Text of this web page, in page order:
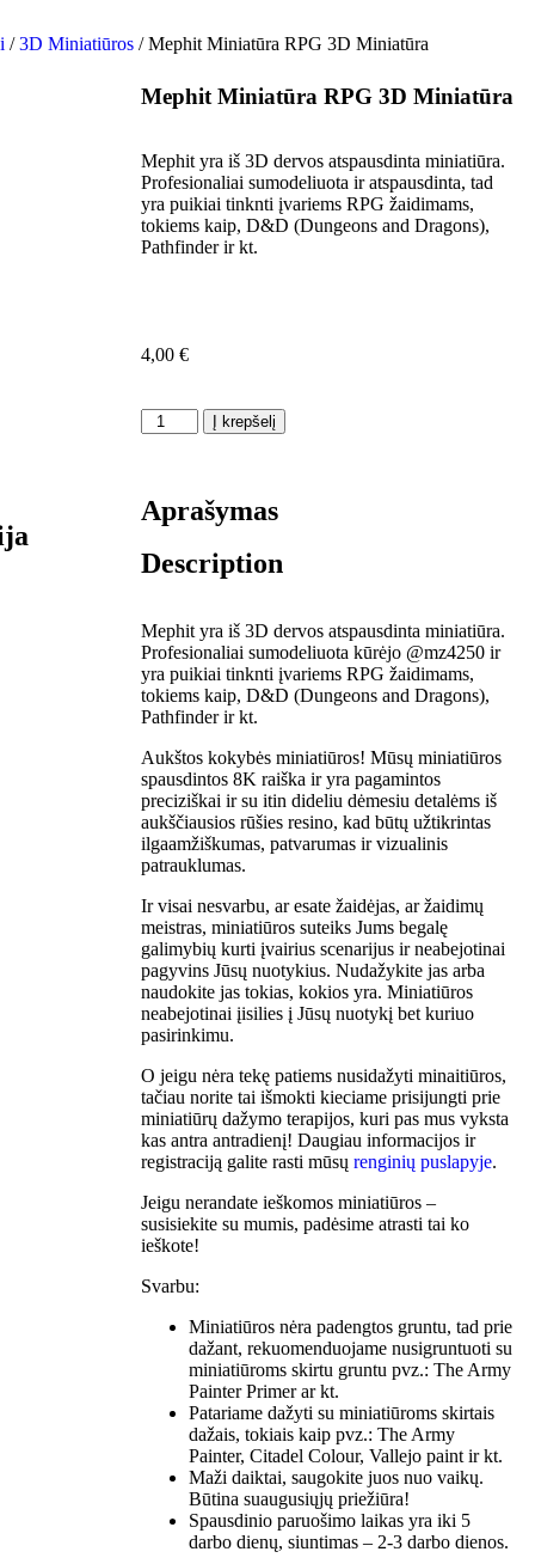
/3D Miniatiūros / Mephit Miniatūra RPG 3D Miniatūra
Mephit Miniatūra RPG 3D Miniatūra
Mephit yra iš 3D dervos atspausdinta miniatiūra.
Profesionaliai sumodeliuota ir atspausdinta, tad
yra puikiai tinknti įvariems RPG žaidimams,
tokiems kaip, D&D (Dungeons and Dragons),
Pathfinder ir kt.
4,00 €
Į krepšelį
Aprašymas
Description
Mephit yra iš 3D dervos atspausdinta miniatiūra.
Profesionaliai sumodeliuota kūrėjo @mz4250 ir
yra puikiai tinknti įvariems RPG žaidimams,
tokiems kaip, D&D (Dungeons and Dragons),
Pathfinder ir kt.
Aukštos kokybės miniatiūros! Mūsų miniatiūros
spausdintos 8K raiška ir yra pagamintos
preciziškai ir su itin dideliu dėmesiu detalėms iš
aukščiausios rūšies resino, kad būtų užtikrintas
ilgaamžiškumas, patvarumas ir vizualinis
patrauklumas.
Ir visai nesvarbu, ar esate žaidėjas, ar žaidimų
meistras, miniatiūros suteiks Jums begalę
galimybių kurti įvairius scenarijus ir neabejotinai
pagyvins Jūsų nuotykius. Nudažykite jas arba
naudokite jas tokias, kokios yra. Miniatiūros
neabejotinai įisilies į Jūsų nuotykį bet kuriuo
pasirinkimu.
O jeigu nėra tekę patiems nusidažyti minaitiūros,
tačiau norite tai išmokti kieciame prisijungti prie
miniatiūrų dažymo terapijos, kuri pas mus vyksta
kas antra antradienį! Daugiau informacijos ir
registraciją galite rasti mūsų renginių puslapyje.
Jeigu nerandate ieškomos miniatiūros –
susisiekite su mumis, padėsime atrasti tai ko
ieškote!
Svarbu:
Miniatiūros nėra padengtos gruntu, tad prie
dažant, rekuomenduojame nusigruntuoti su
miniatiūroms skirtu gruntu pvz.: The Army
Painter Primer ar kt.
Patariame dažyti su miniatiūroms skirtais
dažais, tokiais kaip pvz.: The Army
Painter, Citadel Colour, Vallejo paint ir kt.
Maži daiktai, saugokite juos nuo vaikų.
Būtina suaugusiųjų priežiūra!
Spausdinio paruošimo laikas yra iki 5
darbo dienų, siuntimas – 2-3 darbo dienos.